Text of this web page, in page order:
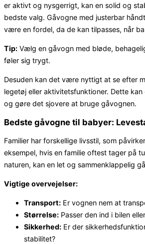
er aktivt og nysgerrigt, kan en solid og
bedste valg. Gåvogne med justerbar
være en fordel, da de kan tilpasses, når
Tip: Vælg en gåvogn med bløde,
føler sig trygt.
Desuden kan det være nyttigt at se efter
legetøj eller aktivitetsfunktioner. Dette
og gøre det sjovere at bruge gåvognen.
Bedste gåvogne til babyer:
Familier har forskellige livsstil, som
eksempel, hvis en familie oftest tager på
naturen, kan en let og sammenklappelig
Vigtige overvejelser:
Transport: Er vognen nem at
Størrelse: Passer den ind i bilen
Sikkerhed: Er der
stabilitet?